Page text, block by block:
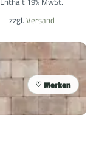
zzgl. Versand
Merken